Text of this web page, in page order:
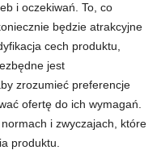
i oczekiwań. To, co
będzie atrakcyjne
cech produktu,
jest
zrozumieć preferencje
ofertę do ich wymagań.
i zwyczajach, które
produktu.